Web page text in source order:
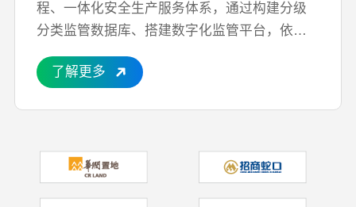
2026.03.16公司新闻
置工程安全咨询服务工作
2026.03.03公司新闻
宵佳节
程、一体化安全生产服务体系，通过构建分级
分类监管数据库、搭建数字化监管平台，依托
双载体实现机构 “业务运营 + 安全生产监管” 一
体化，让监管数据与业务信息精准关联、动态
业、50 余处办公场地，累计完成 8000 + 条隐
患闭环治理、20 余场宣传培训活动，覆盖人群
了解更多